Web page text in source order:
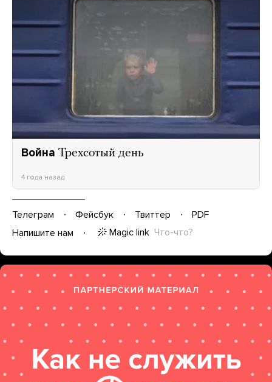
Война Трехсотый день
4 года назад
Телеграм Фейсбук Твиттер
PDF
Напишите нам
Magic link Что-что?